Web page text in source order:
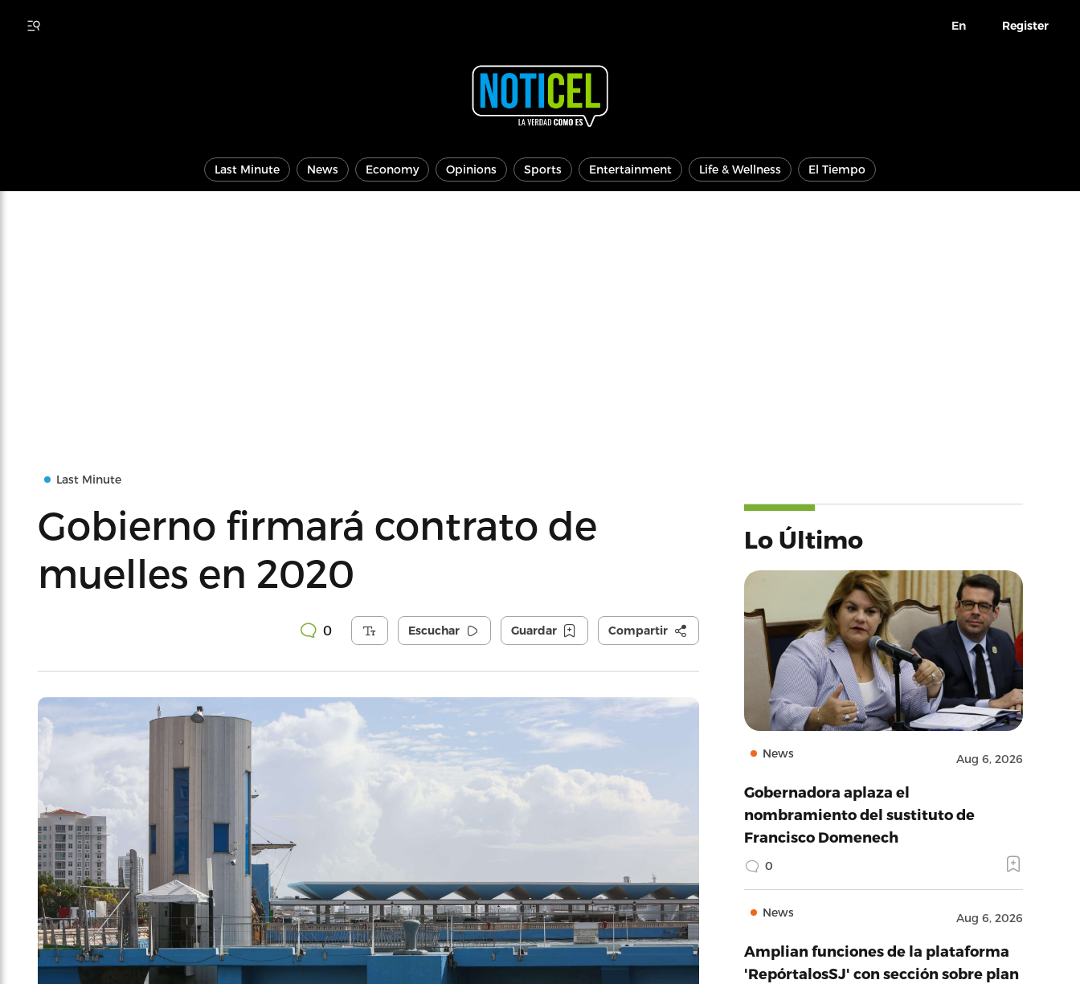
En Register
Last Minute News Economy Opinions Sports Entertainment Life & Wellness El Tiempo
Last Minute
Gobierno firmará contrato de
muelles en 2020
0 Escuchar Guardar Compartir
Lo Último
News Aug 6, 2026
Gobernadora aplaza el
nombramiento del sustituto de
Francisco Domenech
0
News Aug 6, 2026
Amplian funciones de la plataforma
'RepórtalosSJ' con sección sobre plan